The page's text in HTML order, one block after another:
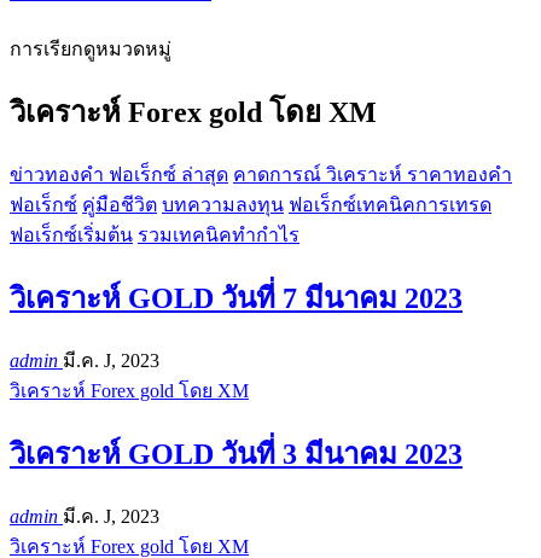
การเรียกดูหมวดหมู่
วิเคราะห์ Forex gold โดย XM
ข่าวทองคำ ฟอเร็กซ์ ล่าสุด คาดการณ์ วิเคราะห์ ราคาทองคำ
ฟอเร็กซ์ คู่มือชีวิต บทความลงทุน ฟอเร็กซ์เทคนิคการเทรด
ฟอเร็กซ์เริ่มต้น รวมเทคนิคทำกำไร
วิเคราะห์ GOLD วันที่ 7 มีนาคม 2023
admin มี.ค. J, 2023
วิเคราะห์ Forex gold โดย XM
วิเคราะห์ GOLD วันที่ 3 มีนาคม 2023
admin มี.ค. J, 2023
วิเคราะห์ Forex gold โดย XM